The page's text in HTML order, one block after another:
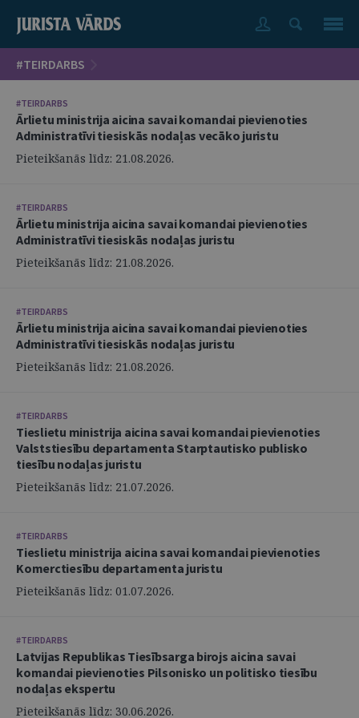
#TEIRDARBS
#TEIRDARBS
Ārlietu ministrija aicina savai komandai pievienoties
Administratīvi tiesiskās nodaļas vecāko juristu
Pieteikšanās līdz: 21.08.2026.
#TEIRDARBS
Ārlietu ministrija aicina savai komandai pievienoties
Administratīvi tiesiskās nodaļas juristu
Pieteikšanās līdz: 21.08.2026.
#TEIRDARBS
Ārlietu ministrija aicina savai komandai pievienoties
Administratīvi tiesiskās nodaļas juristu
Pieteikšanās līdz: 21.08.2026.
#TEIRDARBS
Tieslietu ministrija aicina savai komandai pievienoties
Valststiesību departamenta Starptautisko publisko
tiesību nodaļas juristu
Pieteikšanās līdz: 21.07.2026.
#TEIRDARBS
Tieslietu ministrija aicina savai komandai pievienoties
Komerctiesību departamenta juristu
Pieteikšanās līdz: 01.07.2026.
#TEIRDARBS
Latvijas Republikas Tiesībsarga birojs aicina savai
komandai pievienoties Pilsonisko un politisko tiesību
nodaļas ekspertu
Pieteikšanās līdz: 30.06.2026.